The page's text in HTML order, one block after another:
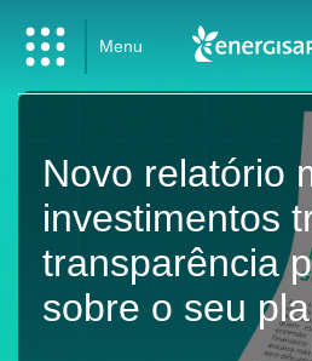
Menu
Novo relatório
investimentos
transparência
sobre o seu